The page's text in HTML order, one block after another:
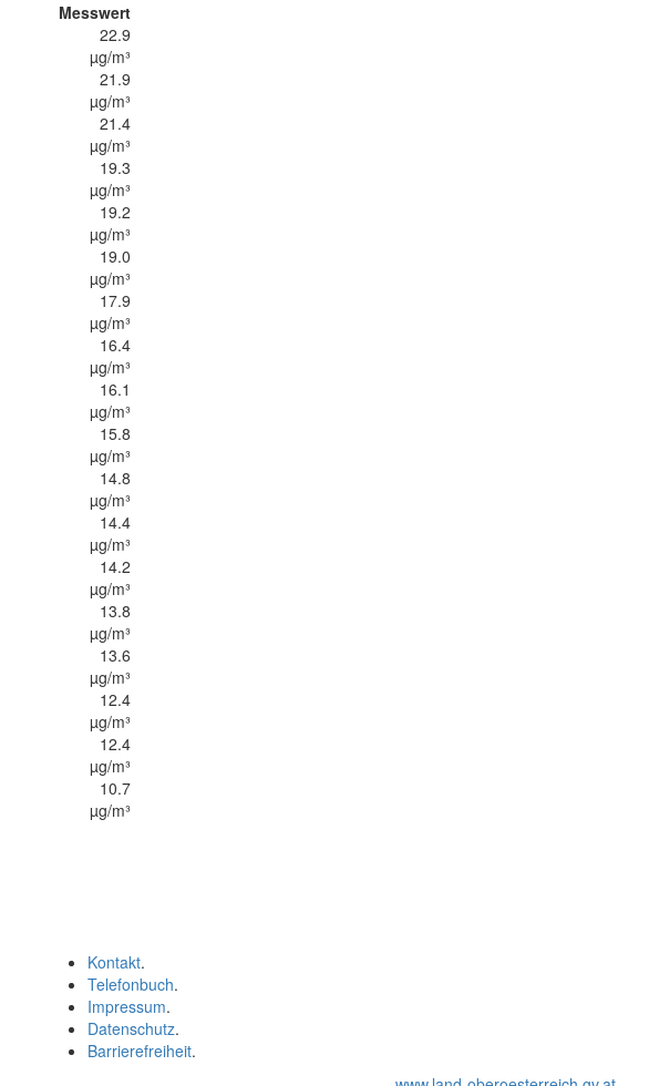
Messwert
22.9
µg/m³
21.9
µg/m³
21.4
µg/m³
19.3
µg/m³
19.2
µg/m³
19.0
µg/m³
17.9
µg/m³
16.4
µg/m³
16.1
µg/m³
15.8
µg/m³
14.8
µg/m³
14.4
µg/m³
14.2
µg/m³
13.8
µg/m³
13.6
µg/m³
12.4
µg/m³
12.4
µg/m³
10.7
µg/m³
Kontakt.
Telefonbuch.
Impressum.
Datenschutz.
Barrierefreiheit.